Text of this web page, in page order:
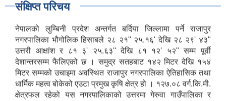
संक्षिप्त परिचय
नेपालको लुम्बिनी प्रदेश अन्तर्गत बर्दिया जिल्लामा पर्ने राजापुर
नगरपालिका भौगोलिक हिसाबले २८ २१" २५.१६' देखि २८ २९' ४३"
उत्तरी आक्षांश र ८१ ३' २५.६३'' देखि ८१ १२' ५२" सम्म पूर्वी
देशान्तरसम्म फैलिएको छ । समुद्र सतहबाट १४२ मिटर देखि १५४
मिटर सम्मको उचाइमा अवस्थित राजापुर नगरपालिका ऐतिहासिक तथा
धार्मिक महत्व बोकेको एउटा प्रमुख कृषि क्षेत्र हो । १२७.०८ वर्ग.कि.मी.
क्षेत्रफल रहेको यस नगरपालिकाको उत्तरमा गेरुवा गाउँपालिका र